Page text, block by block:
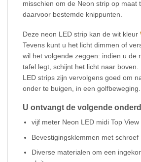
misschien om de Neon strip op maat
daarvoor bestemde knippunten.
Deze neon LED strip kan de wit kleur
Tevens kunt u het licht dimmen of
wil het volgende zeggen: indien u de
tafel legt, schijnt het licht naar boven.
LED strips zijn vervolgens goed om
onder te buigen, in een golfbeweging.
U ontvangt de volgende
vijf meter Neon LED midi Top View
Bevestigingsklemmen met schroef
Diverse materialen om een